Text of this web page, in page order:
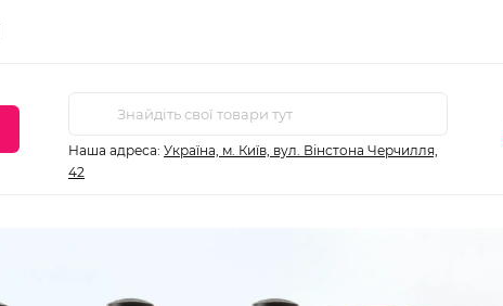
Наша адреса: Україна, м. Київ, вул. Вінстона Черчилля,
42